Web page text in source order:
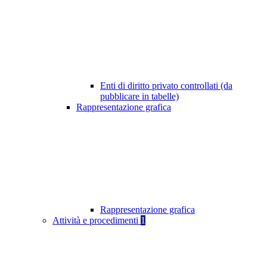
Enti di diritto privato controllati (da
pubblicare in tabelle)
Rappresentazione grafica
Rappresentazione grafica
Attività e procedimenti 1